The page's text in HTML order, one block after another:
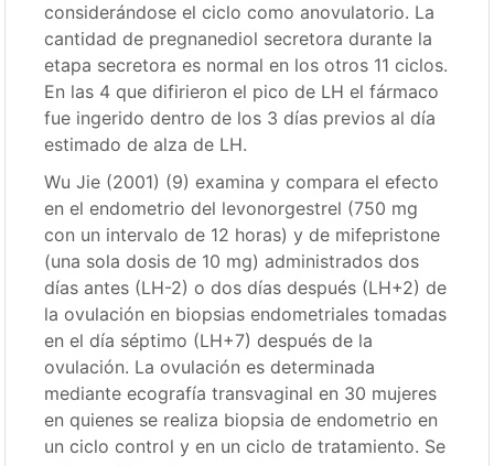
considerándose el ciclo como anovulatorio. La
cantidad de pregnanediol secretora durante la
etapa secretora es normal en los otros 11 ciclos.
En las 4 que difirieron el pico de LH el fármaco
fue ingerido dentro de los 3 días previos al día
estimado de alza de LH.
Wu Jie (2001) (9) examina y compara el efecto
en el endometrio del levonorgestrel (750 mg
con un intervalo de 12 horas) y de mifepristone
(una sola dosis de 10 mg) administrados dos
días antes (LH-2) o dos días después (LH+2) de
la ovulación en biopsias endometriales tomadas
en el día séptimo (LH+7) después de la
ovulación. La ovulación es determinada
mediante ecografía transvaginal en 30 mujeres
en quienes se realiza biopsia de endometrio en
un ciclo control y en un ciclo de tratamiento. Se